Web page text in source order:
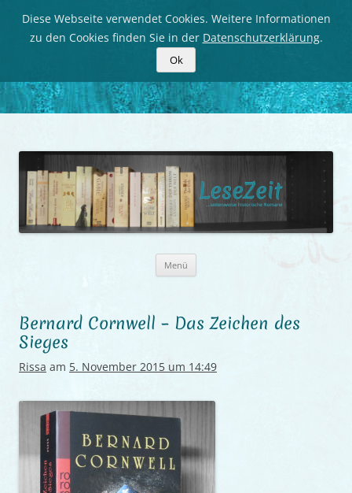
LeseZeit
Menü
Bernard Cornwell – Das Zeichen des
Sieges
Rissa am 5. November 2015 um 14:49
Diese Webseite verwendet Cookies. Weitere Informationen
zu den Cookies finden Sie in der Datenschutzerklärung.
Ok